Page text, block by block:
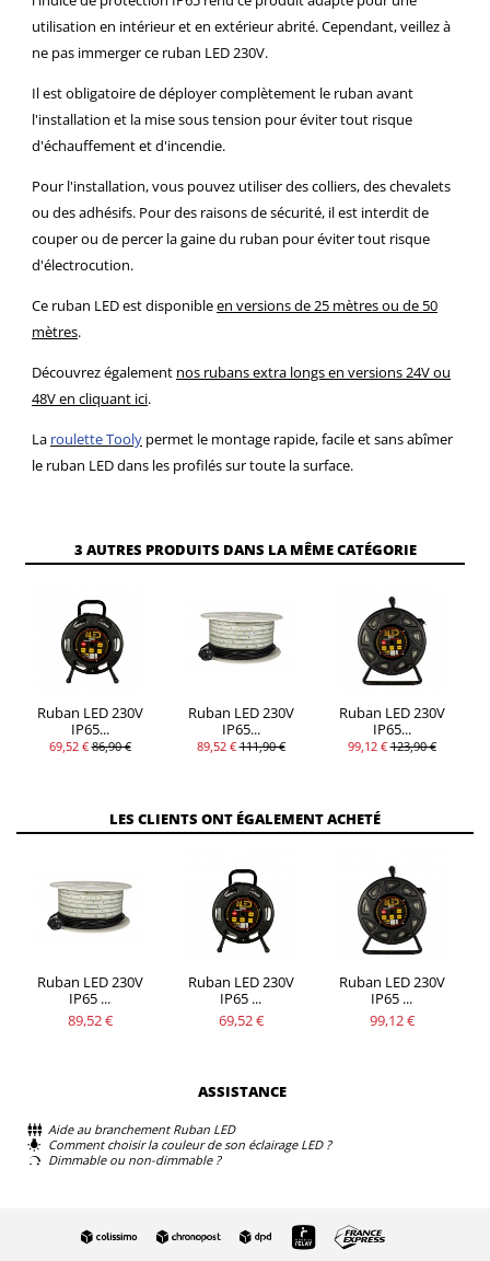
utilisation en intérieur et en extérieur abrité. Cependant, veillez à
ne pas immerger ce ruban LED 230V.
Il est obligatoire de déployer complètement le ruban avant
l'installation et la mise sous tension pour éviter tout risque
d'échauffement et d'incendie.
Pour l'installation, vous pouvez utiliser des colliers, des chevalets
ou des adhésifs. Pour des raisons de sécurité, il est interdit de
couper ou de percer la gaine du ruban pour éviter tout risque
d'électrocution.
Ce ruban LED est disponibleen versions de 25 mètres ou de 50
mètres.
Découvrez également nos rubans extra longs en versions 24V ou
48V en cliquant ici.
La roulette Tooly permet le montage rapide, facile et sans abîmer
le ruban LED dans les profilés sur toute la surface.
3 AUTRES PRODUITS DANS LA MÊME CATÉGORIE
Ruban LED 230V
IP65...
69,52 € 86,90 €
Ruban LED 230V
IP65...
89,52 € 111,90 €
Ruban LED 230V
IP65...
99,12 € 123,90 €
LES CLIENTS ONT ÉGALEMENT ACHETÉ
Ruban LED 230V
IP65 ...
89,52 €
Ruban LED 230V
IP65 ...
69,52 €
Ruban LED 230V
IP65 ...
99,12 €
ASSISTANCE
Aide au branchement Ruban LED
Comment choisir la couleur de son éclairage LED ?
Dimmable ou non-dimmable ?